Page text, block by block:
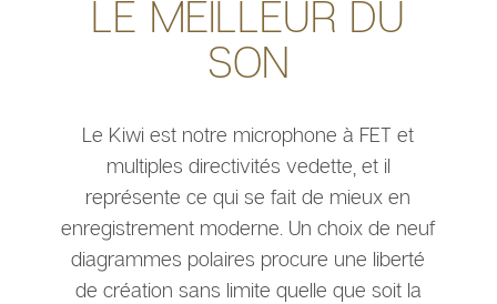
LE MEILLEUR DU
SON
Le Kiwi est notre microphone à FET et
multiples directivités vedette, et il
représente ce qui se fait de mieux en
enregistrement moderne. Un choix de neuf
diagrammes polaires procure une liberté
de création sans limite quelle que soit la